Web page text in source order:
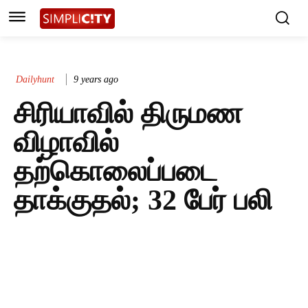
Dailyhunt 9 years ago
சிரியாவில் திருமண
விழாவில்
தற்கொலைப்படை
தாக்குதல்; 32 பேர் பலி